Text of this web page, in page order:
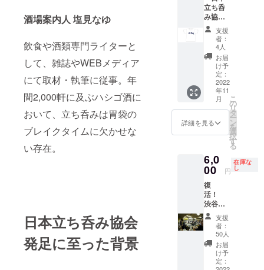
酒場案内人 塩見なゆ
飲食や酒類専門ライターと
して、雑誌やWEBメディア
にて取材・執筆に従事。年
間2,000軒に及ぶハシゴ酒に
おいて、立ち呑みは胃袋の
ブレイクタイムに欠かせな
い存在。
日本立ち呑み協会
発足に至った背景
対して
のみご
案内さ
せてい
ただき
ます。
＊使用
する
ツー
ル：
Micros
oft
Teams
＊使用
ツール
環境：
下記を
ご参照
くださ
い。
https://
docs.mi
crosoft.
com/ja-
jp/micr
osoftte
ams/ha
ルにて
質問を
受け付
け、そ
の中か
ら協会
側で抜
粋させ
ていた
だきま
す。質
問受け
メール
アドレ
ちらの
リター
ンの支
援者に
対して
のみご
案内さ
せてい
ただき
ます。
＊使用
する
ツー
ストピ
ンバッ
ジをお
送りい
たしま
す。
会が
「タチ
ノミニ
スト」
として
認定す
る公式
ピン
バッジ
付き！
※会員に
なって
いただ
立ち呑
み協
定タチ
ノミニ
ストピ
ンバッ
ジをお
送りい
たしま
す。
費3000
円がク
ラウド
ファン
ディン
グなら
2000円
に。オ
リジナ
T.C.N.M
.（立ち
呑み）T
呑み協
会が
ノミニ
スト」
として
認定す
る公式
ピン
バッジ
付き！
※会員に
立ち呑
み協
会』オ
リジナ
ルTシャ
ツ
＋
バッグ
ハン
ガー＋
枡（小
銭入
れ）
＋
スト」
ピン
バッジ
＋『日
本立ち
呑み協
会』会
員年会
間の会
員費と
オリジ
支援
者：
4人
お届
け予
定：
2022
年11
月
詳細を見る
こ
の
リ
タ
ー
ン
を
選
択
す
る
6,0
00 円
在庫な
し
復
活！
渋谷
『富士
屋本
店』で
吉田類
＆立ち
呑み大
支援
者：
50人
お届
け予
定：